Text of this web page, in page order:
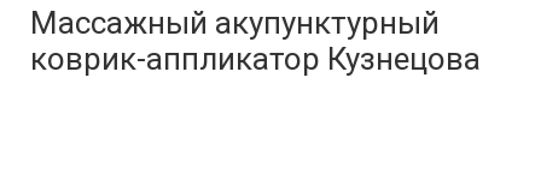
Массажный акупунктурный
коврик-аппликатор Кузнецова